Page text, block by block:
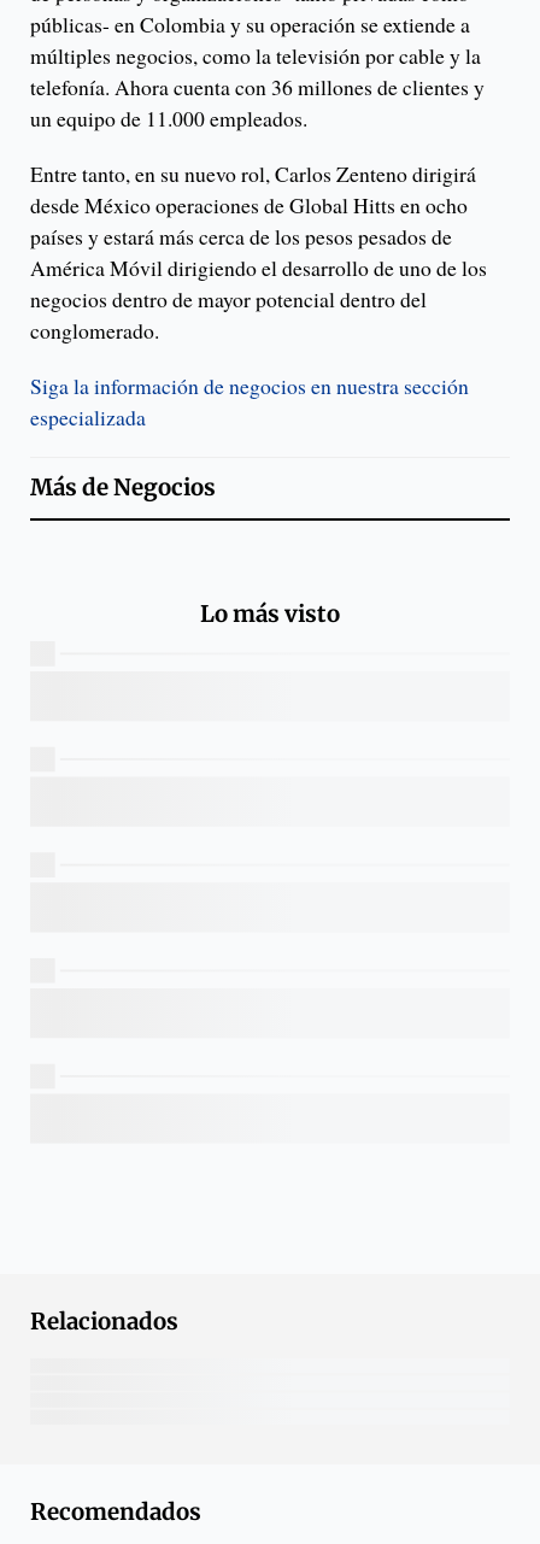
públicas- en Colombia y su operación se extiende a
múltiples negocios, como la televisión por cable y la
telefonía. Ahora cuenta con 36 millones de clientes y
un equipo de 11.000 empleados.
Entre tanto, en su nuevo rol, Carlos Zenteno dirigirá
desde México operaciones de Global Hitts en ocho
países y estará más cerca de los pesos pesados de
América Móvil dirigiendo el desarrollo de uno de los
negocios dentro de mayor potencial dentro del
conglomerado.
Siga la información de negocios en nuestra sección
especializada
Más deNegocios
Lo más visto
Relacionados
Recomendados